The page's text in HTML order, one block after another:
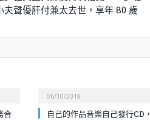
夫聲優肝付兼太去世，享年 80 歲
合
06/10/2018
自己的作品音樂自己發行CD，